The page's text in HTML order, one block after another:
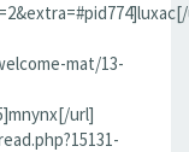
mat/13-
url]